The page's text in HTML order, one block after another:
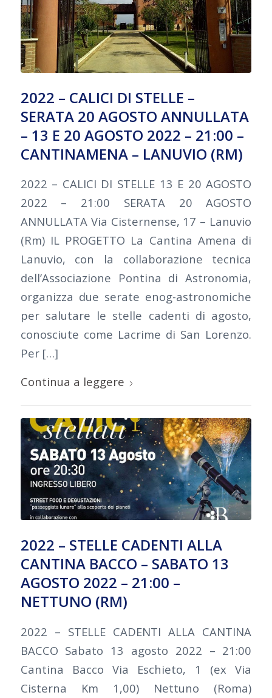
2022 – CALICI DI STELLE –
SERATA 20 AGOSTO ANNULLATA
– 13 E 20 AGOSTO 2022 – 21:00 –
CANTINAMENA – LANUVIO (RM)
2022 – CALICI DI STELLE 13 E 20 AGOSTO
2022 – 21:00 SERATA 20 AGOSTO
ANNULLATA Via Cisternense, 17 – Lanuvio
(Rm) IL PROGETTO La Cantina Amena di
Lanuvio, con la collaborazione tecnica
dell’Associazione Pontina di Astronomia,
organizza due serate enog-astronomiche
per salutare le stelle cadenti di agosto,
conosciute come Lacrime di San Lorenzo.
Per […]
Continua a leggere
2022 – STELLE CADENTI ALLA
CANTINA BACCO – SABATO 13
AGOSTO 2022 – 21:00 –
NETTUNO (RM)
2022 – STELLE CADENTI ALLA CANTINA
BACCO Sabato 13 agosto 2022 – 21:00
Cantina Bacco Via Eschieto, 1 (ex Via
Cisterna Km 1,00) Nettuno (Roma)